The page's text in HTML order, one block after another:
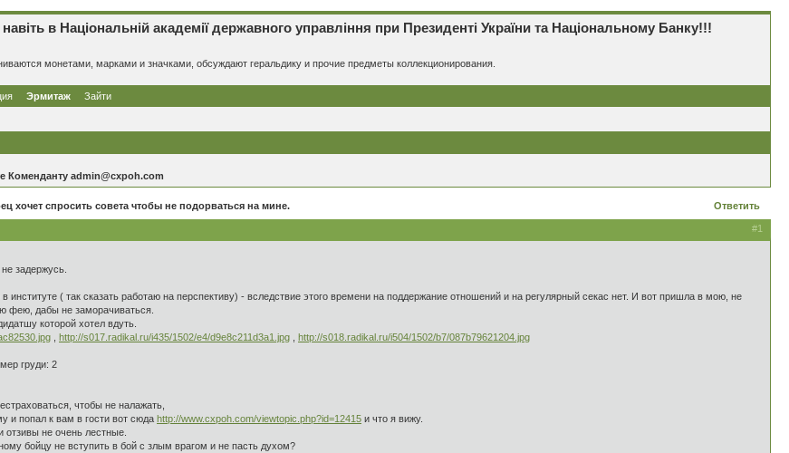
Національній академії державного управління при Президенті України та Національному Банку!!!
монетами, марками и значками, обсуждают геральдику и прочие предметы коллекционирования.
Эрмитаж Зайти
Коменданту admin@cxpoh.com
Ответить
хочет спросить совета чтобы не подорваться на мине.
#1
задержусь.
институте ( так сказать работаю на перспективу) - вследствие этого времени на поддержание отношений и на регулярный секас нет. И вот пришла в мою, не
фею, дабы не заморачиваться.
которой хотел вдуть.
http://s017.radikal.ru/i435/1502/e4/d9e8c211d3a1.jpg http://s018.radikal.ru/i504/1502/b7/087b79621204.jpg
груди: 2
чтобы не налажать,
и попал к вам в гости вот сюда http://www.cxpoh.com/viewtopic.php?id=12415 и что я вижу.
не очень лестные.
бойцу не вступить в бой с злым врагом и не пасть духом?